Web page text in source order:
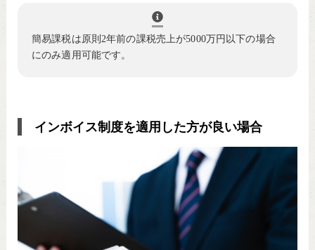
簡易課税は原則2年前の課税売上が5000万円以下の場合
にのみ適用可能です。
インボイス制度を適用した方が良い場合